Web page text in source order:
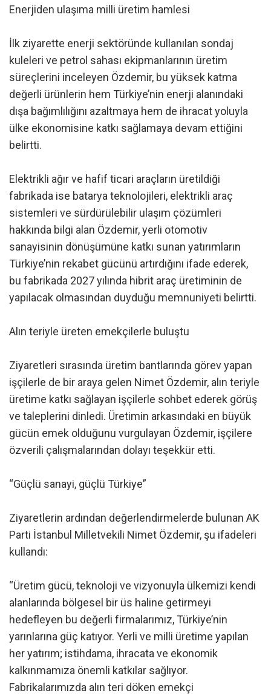
Enerjiden ulaşıma milli üretim hamlesi
İlk ziyarette enerji sektöründe kullanılan sondaj
kuleleri ve petrol sahası ekipmanlarının üretim
süreçlerini inceleyen Özdemir, bu yüksek katma
değerli ürünlerin hem Türkiye’nin enerji alanındaki
dışa bağımlılığını azaltmaya hem de ihracat yoluyla
ülke ekonomisine katkı sağlamaya devam ettiğini
belirtti.
Elektrikli ağır ve hafif ticari araçların üretildiği
fabrikada ise batarya teknolojileri, elektrikli araç
sistemleri ve sürdürülebilir ulaşım çözümleri
hakkında bilgi alan Özdemir, yerli otomotiv
sanayisinin dönüşümüne katkı sunan yatırımların
Türkiye’nin rekabet gücünü artırdığını ifade ederek,
bu fabrikada 2027 yılında hibrit araç üretiminin de
yapılacak olmasından duyduğu memnuniyeti belirtti.
Alın teriyle üreten emekçilerle buluştu
Ziyaretleri sırasında üretim bantlarında görev yapan
işçilerle de bir araya gelen Nimet Özdemir, alın teriyle
üretime katkı sağlayan işçilerle sohbet ederek görüş
ve taleplerini dinledi. Üretimin arkasındaki en büyük
gücün emek olduğunu vurgulayan Özdemir, işçilere
özverili çalışmalarından dolayı teşekkür etti.
“Güçlü sanayi, güçlü Türkiye”
Ziyaretlerin ardından değerlendirmelerde bulunan AK
Parti İstanbul Milletvekili Nimet Özdemir, şu ifadeleri
kullandı:
“Üretim gücü, teknoloji ve vizyonuyla ülkemizi kendi
alanlarında bölgesel bir üs haline getirmeyi
hedefleyen bu değerli firmalarımız, Türkiye’nin
yarınlarına güç katıyor. Yerli ve milli üretime yapılan
her yatırım; istihdama, ihracata ve ekonomik
kalkınmamıza önemli katkılar sağlıyor.
Fabrikalarımızda alın teri döken emekçi